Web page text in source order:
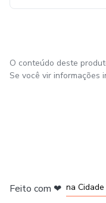
O conteúdo deste
Se você vir informações
Feito com ❤ na